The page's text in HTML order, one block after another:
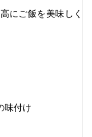
にご飯を美味しく
味付け